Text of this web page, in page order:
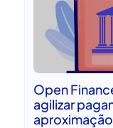
Open
agilizar
aproximação